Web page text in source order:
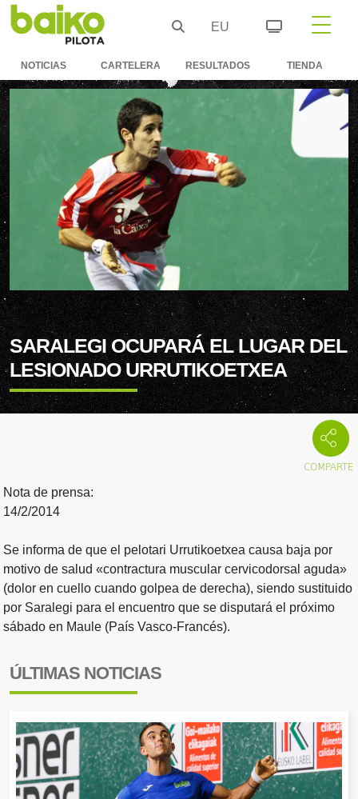
EU
NOTICIAS CARTELERA RESULTADOS TIENDA
SARALEGI OCUPARÁ EL LUGAR DEL
LESIONADO URRUTIKOETXEA
Nota de prensa:
14/2/2014
Se informa de que el pelotari Urrutikoetxea causa baja por
motivo de salud «contractura muscular cervicodorsal aguda»
(dolor en cuello cuando golpea de derecha), siendo sustituido
por Saralegi para el encuentro que se disputará el próximo
sábado en Maule (País Vasco-Francés).
ÚLTIMAS NOTICIAS